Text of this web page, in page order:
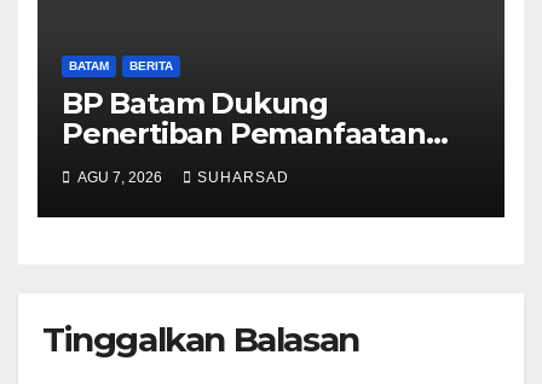
BATAM BERITA
BP Batam Dukung
Penertiban Pemanfaatan
Ruang Laut Sesuai
Ketentuan Peraturan
Perundang-undangan
AGU 7, 2026 SUHARSAD
Tinggalkan Balasan